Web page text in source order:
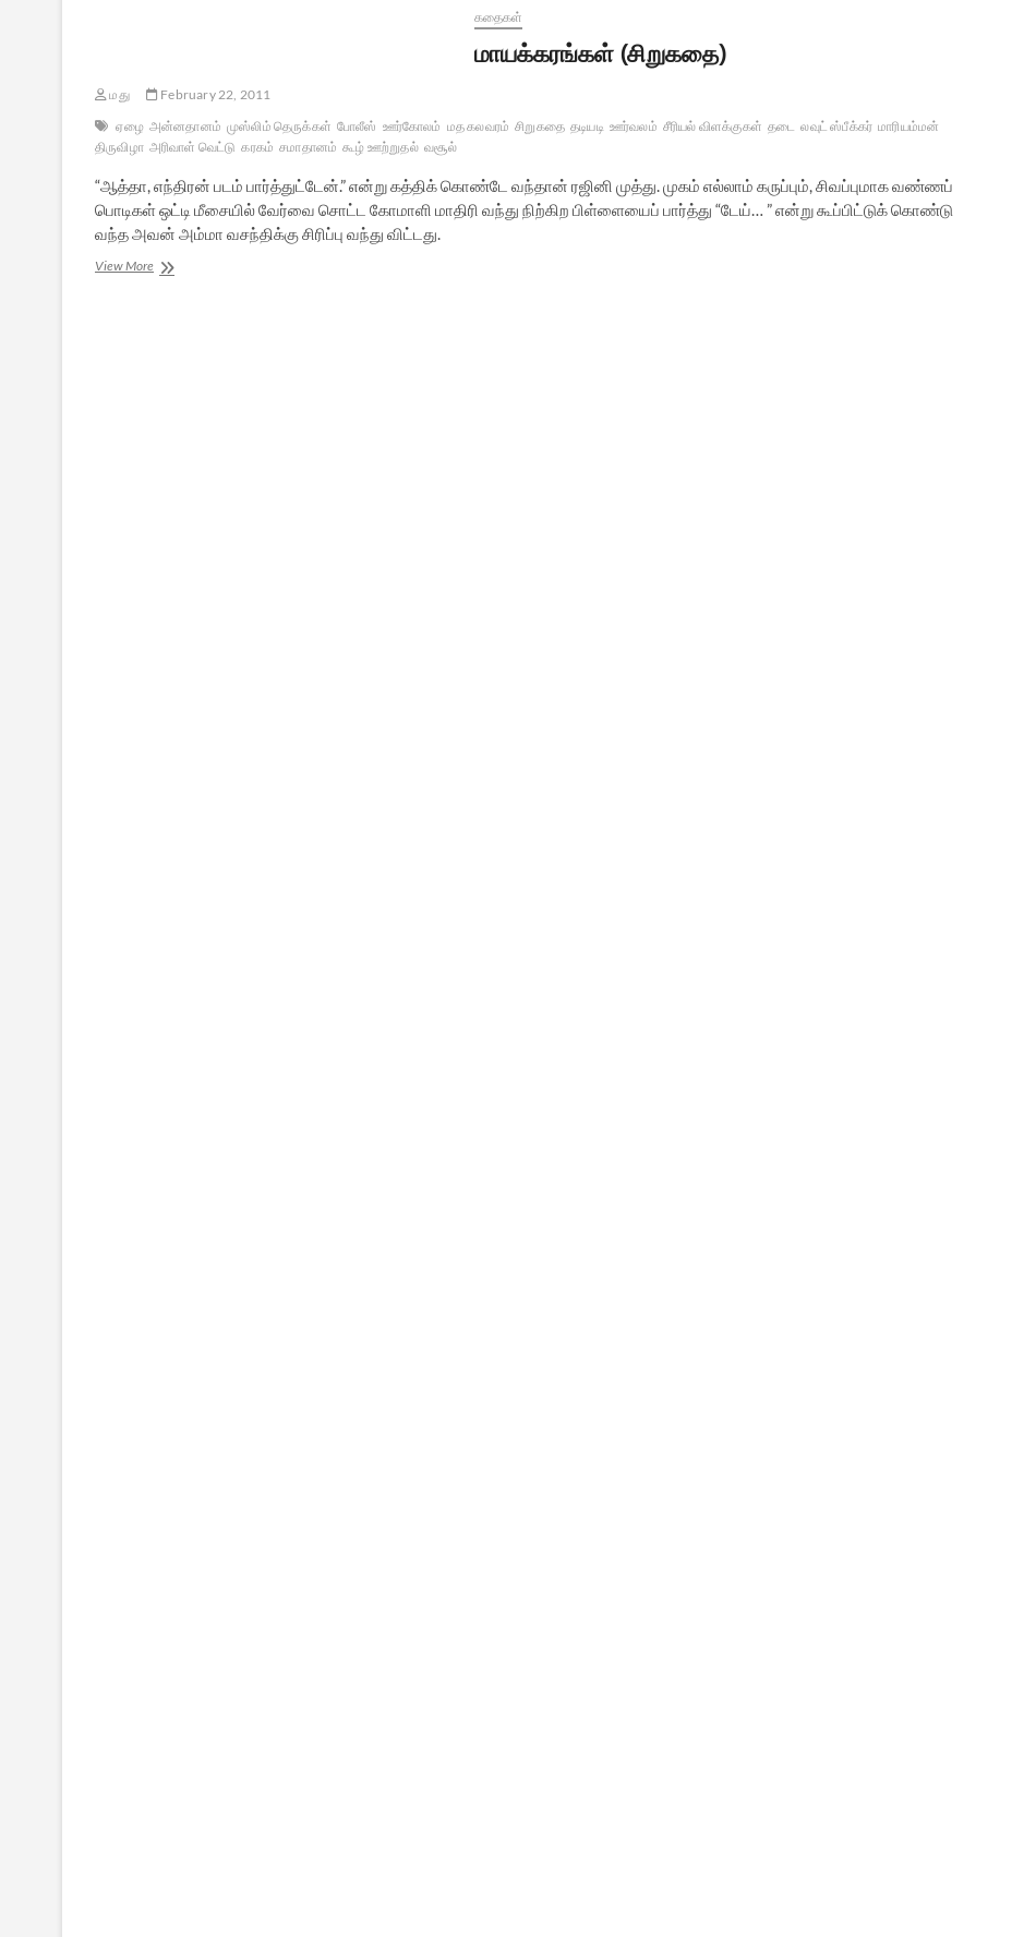
கதைகள்
மாயக்கரங்கள் (சிறுகதை)
மது
February 22, 2011
ஏழை அன்னதானம் முஸ்லிம் தெருக்கள் போலீஸ் ஊர்கோலம் மத கலவரம் சிறுகதை தடியடி ஊர்வலம் சீரியல் விளக்குகள் தடை லவுட் ஸ்பீக்கர் மாரியம்மன்
திருவிழா அரிவாள் வெட்டு கரகம் சமாதானம் கூழ் ஊற்றுதல் வசூல்
“ஆத்தா, எந்திரன் படம் பார்த்துட்டேன்.” என்று கத்திக் கொண்டே வந்தான் ரஜினி முத்து. முகம் எல்லாம் கருப்பும், சிவப்புமாக வண்ணப்
பொடிகள் ஒட்டி மீசையில் வேர்வை சொட்ட கோமாளி மாதிரி வந்து நிற்கிற பிள்ளையைப் பார்த்து “டேய்… ” என்று கூப்பிட்டுக் கொண்டு
வந்த அவன் அம்மா வசந்திக்கு சிரிப்பு வந்து விட்டது.
View Moreமாயக்கரங்கள்